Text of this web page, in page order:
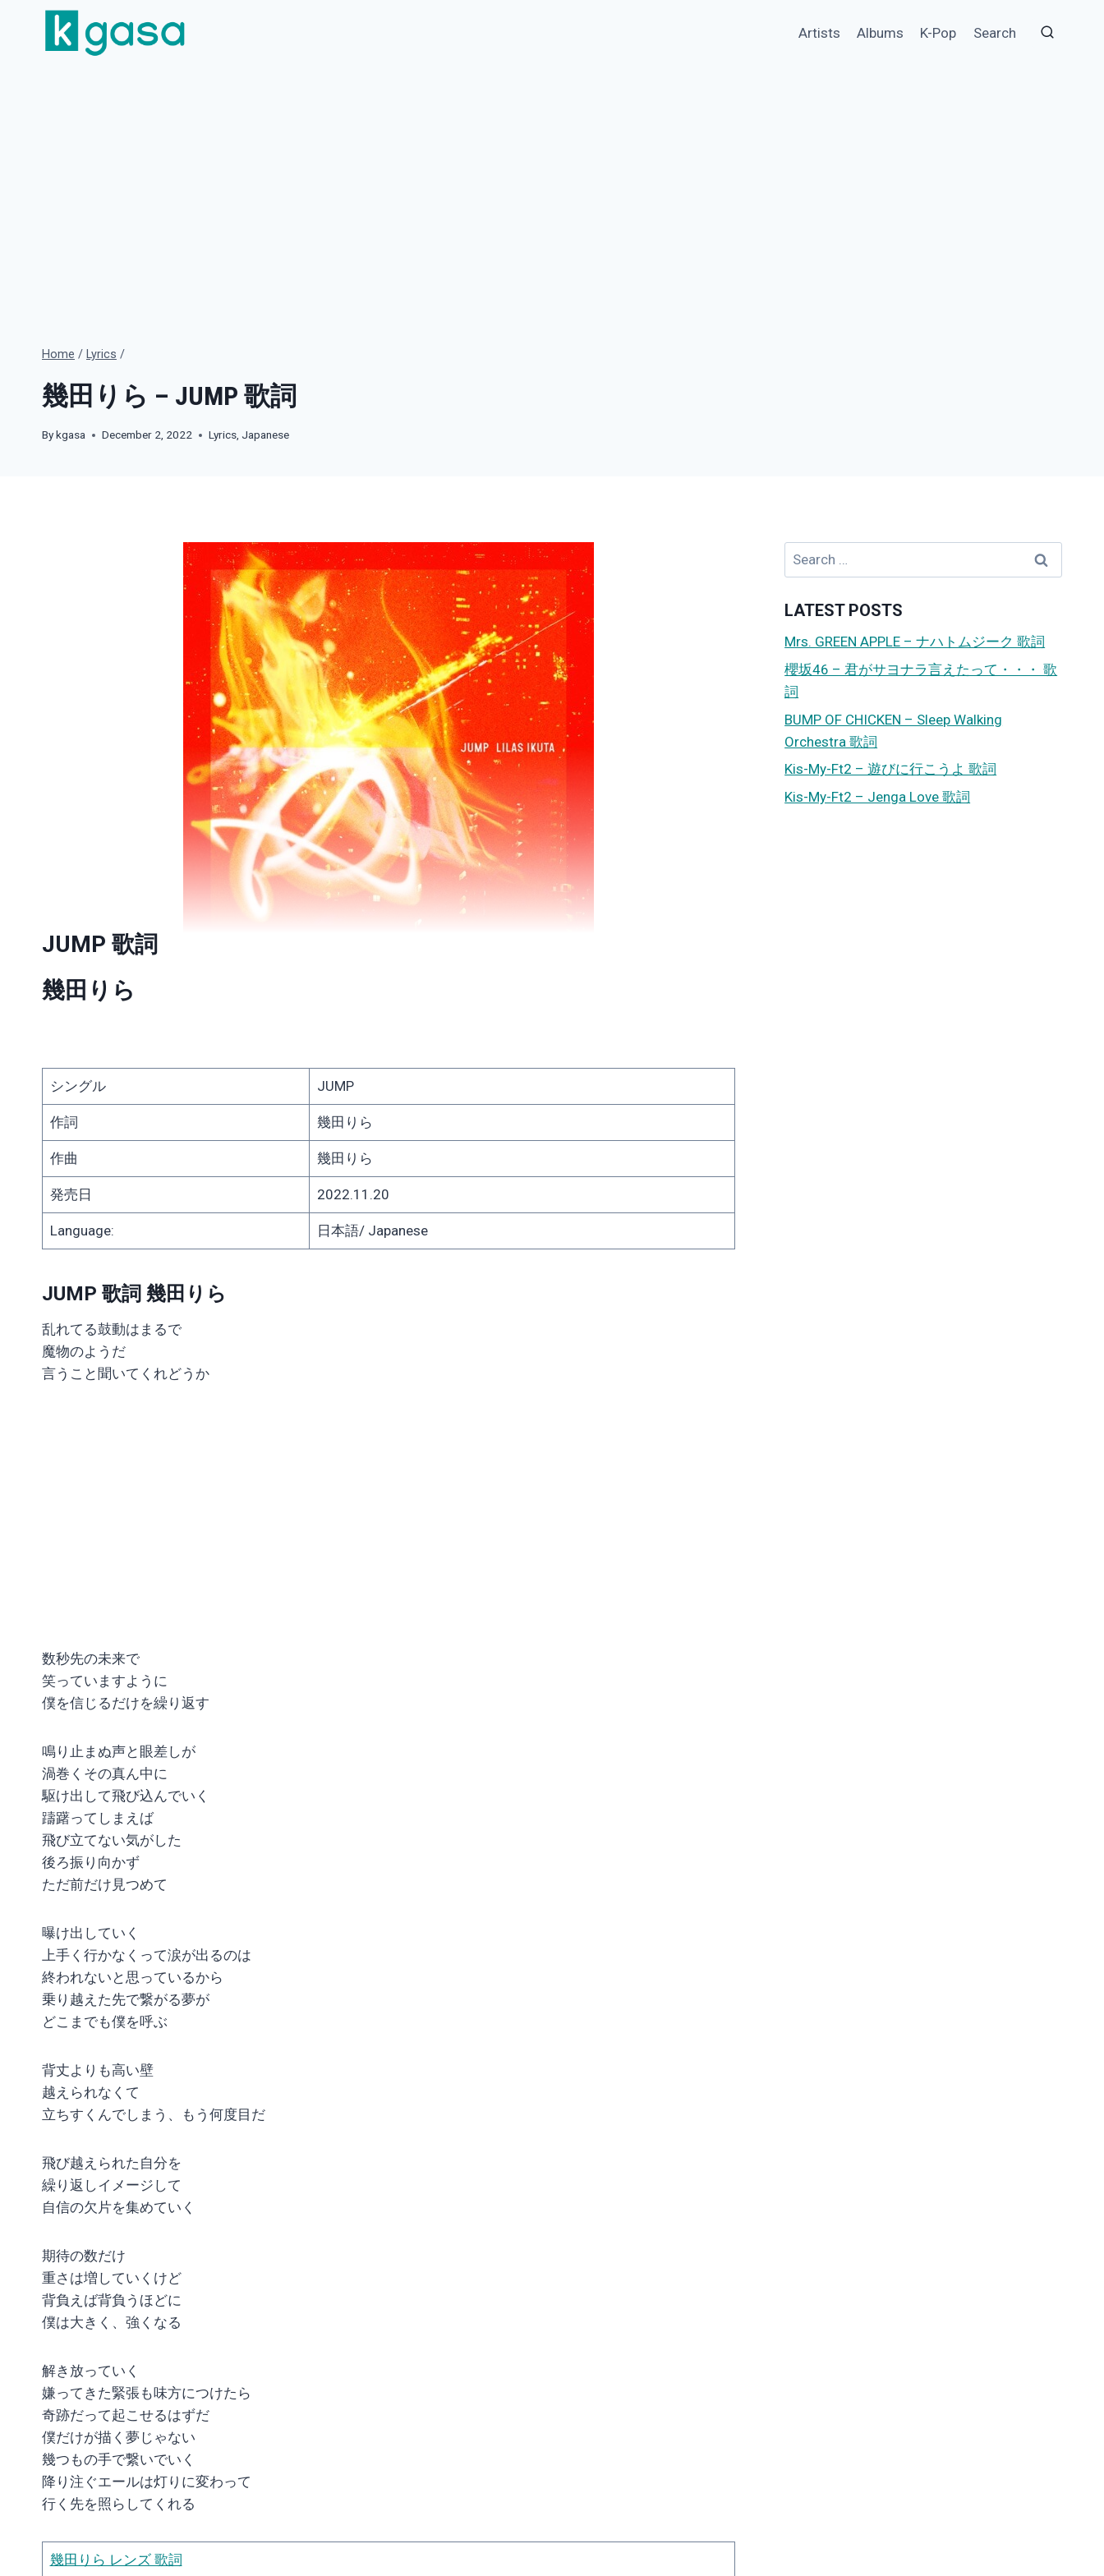
content
Artists Albums K-Pop Search
Home / Lyrics /
幾田りら – JUMP 歌詞
Bykgasa December 2, 2022 Lyrics, Japanese
JUMP 歌詞
幾田りら
シングル JUMP
作詞 幾田りら
作曲 幾田りら
発売日 2022.11.20
Language: 日本語/ Japanese
JUMP 歌詞 幾田りら
乱れてる鼓動はまるで
魔物のようだ
言うこと聞いてくれどうか
数秒先の未来で
笑っていますように
僕を信じるだけを繰り返す
鳴り止まぬ声と眼差しが
渦巻くその真ん中に
駆け出して飛び込んでいく
躊躇ってしまえば
飛び立てない気がした
後ろ振り向かず
ただ前だけ見つめて
曝け出していく
上手く行かなくって涙が出るのは
終われないと思っているから
乗り越えた先で繋がる夢が
どこまでも僕を呼ぶ
背丈よりも高い壁
越えられなくて
立ちすくんでしまう、もう何度目だ
飛び越えられた自分を
繰り返しイメージして
自信の欠片を集めていく
期待の数だけ
重さは増していくけど
背負えば背負うほどに
僕は大きく、強くなる
解き放っていく
嫌ってきた緊張も味方につけたら
奇跡だって起こせるはずだ
僕だけが描く夢じゃない
幾つもの手で繋いでいく
降り注ぐエールは灯りに変わって
行く先を照らしてくれる
幾田りら レンズ 歌詞
Search
for:
LATEST POSTS
Mrs. GREEN APPLE – ナハトムジーク 歌詞
櫻坂46 – 君がサヨナラ言えたって・・・ 歌
詞
BUMP OF CHICKEN – Sleep Walking
Orchestra 歌詞
Kis-My-Ft2 – 遊びに行こうよ 歌詞
Kis-My-Ft2 – Jenga Love 歌詞